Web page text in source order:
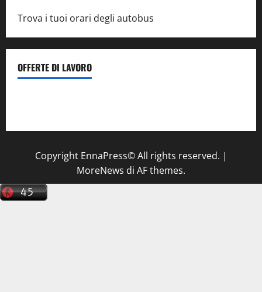
Trova i tuoi orari degli autobus
OFFERTE DI LAVORO
Copyright EnnaPress© All rights reserved. |
MoreNews di AF themes.